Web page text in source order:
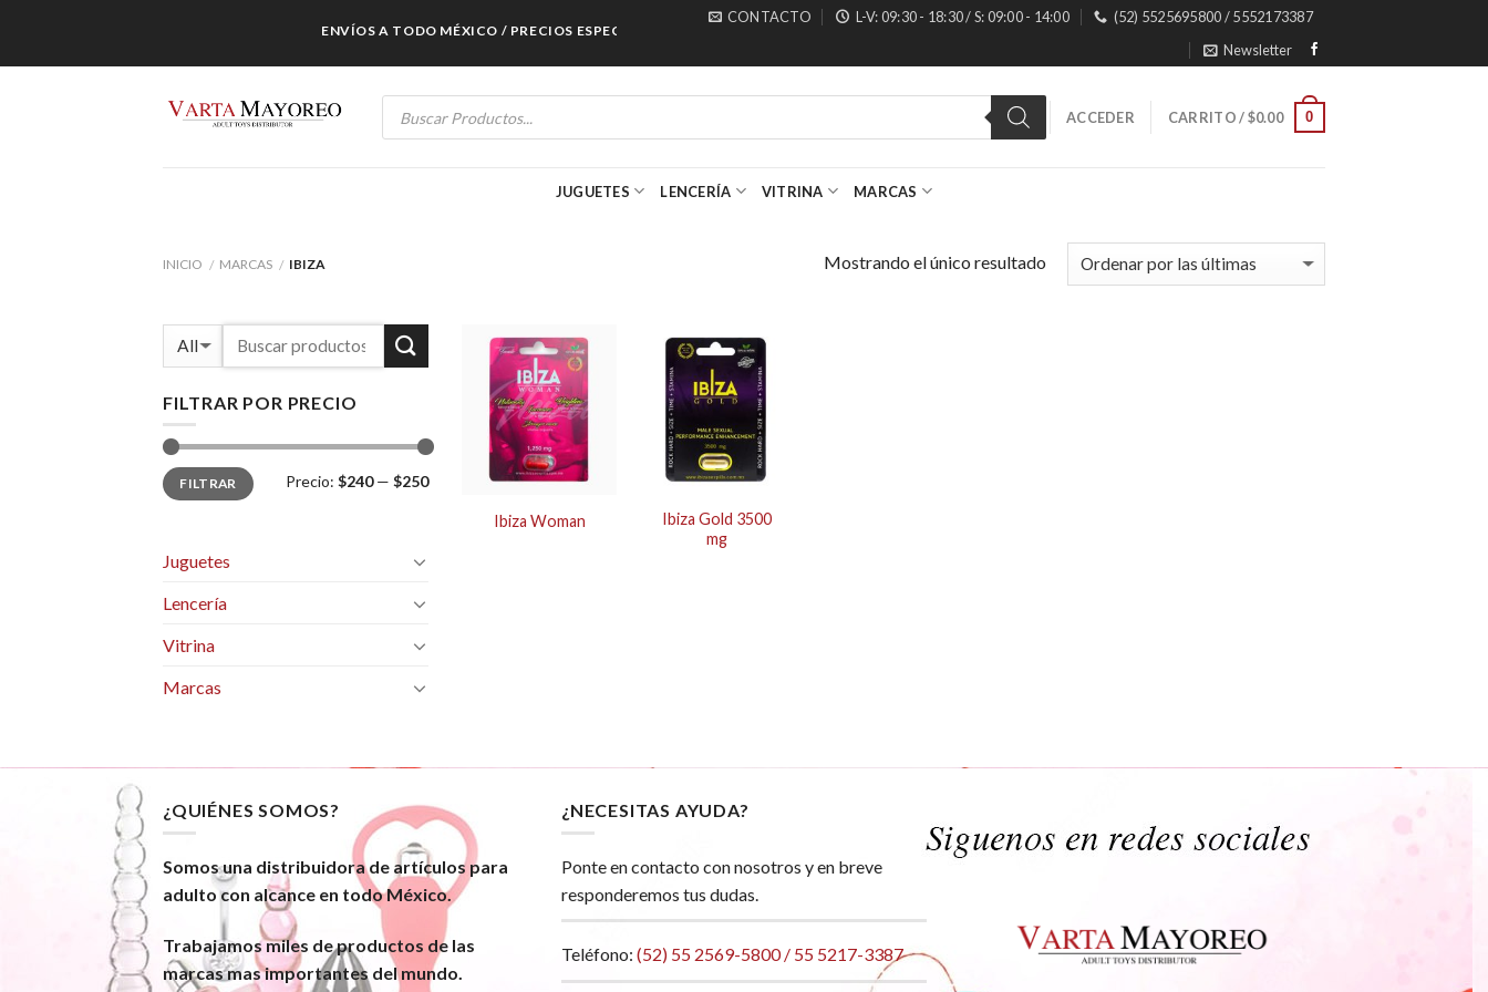
content
ENVÍOS A TODO MÉXICO / PRECIOS ESPECIALES PARA MAYORISTAS
CONTACTO L-V: 09:30 - 18:30 / S: 09:00 - 14:00
(52) 5525695800 / 5552173387
Newsletter
Products
search
ACCEDER CARRITO /$0.00 0
JUGUETES LENCERÍA VITRINA MARCAS
INICIO / MARCAS / IBIZA Mostrando el único resultado
FILTRAR POR PRECIO
Precio
mínimo
Precio
máximo
FILTRAR Precio: $240— $250
Juguetes
Lencería
Vitrina
Marcas
Ibiza Woman
Ibiza Gold 3500
mg
¿QUIÉNES SOMOS?
Somos una distribuidora de artículos para
adulto con alcance en todo México.
Trabajamos miles de productos de las
marcas mas importantes del mundo.
¿NECESITAS AYUDA?
Ponte en contacto con nosotros y en breve
responderemos tus dudas.
Teléfono: (52) 55 2569-5800 / 55 5217-3387